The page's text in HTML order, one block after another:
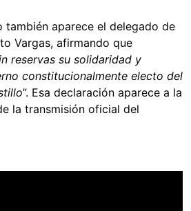
también aparece el delegado de
Vargas, afirmando que
reservas su solidaridad y
constitucionalmente electo del
”. Esa declaración aparece a la
la transmisión oficial del